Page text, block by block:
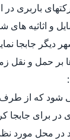
باربری
و اثاثیه های
دیگر جابجا
بر حمل و نقل
شود که از
برای جابجا
در محل مورد